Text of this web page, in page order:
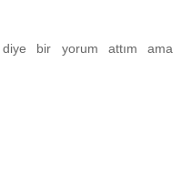
bir yorum attım ama